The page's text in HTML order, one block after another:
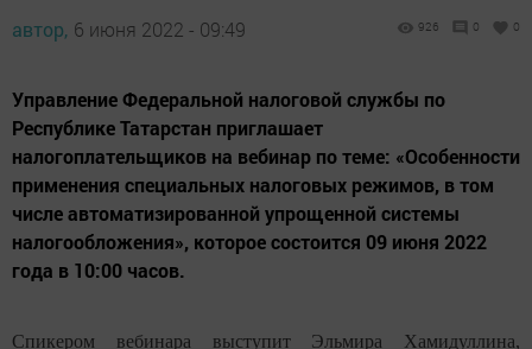
автор, 6 июня 2022 - 09:49 926 0 0
Управление Федеральной налоговой службы по
Республике Татарстан приглашает
налогоплательщиков на вебинар по теме: «Особенности
применения специальных налоговых режимов, в том
числе автоматизированной упрощенной системы
налогообложения», которое состоится 09 июня 2022
года в 10:00 часов.
Спикером вебинара выступит Эльмира Хамидуллина,